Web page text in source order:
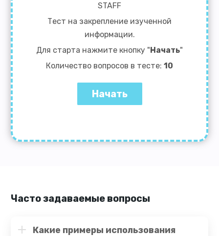
STAFF
Тест на закрепление изученной
информации.
Для старта нажмите кнопку "Начать"
Количество вопросов в тесте: 10
Часто задаваемые вопросы
Какие примеры использования